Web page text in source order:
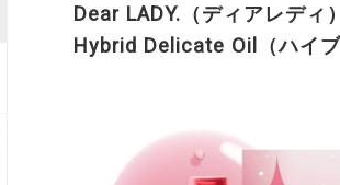
Dear LADY.（ディアレディ）
Hybrid Delicate Oil（ハイ